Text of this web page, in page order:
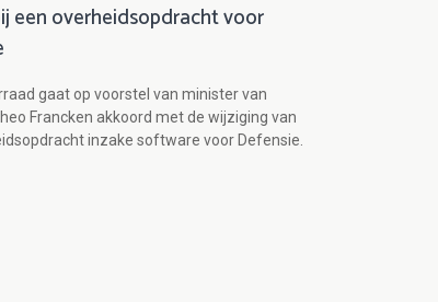
een overheidsopdracht voor
gaat op voorstel van minister van
Francken akkoord met de wijziging van
inzake software voor Defensie.